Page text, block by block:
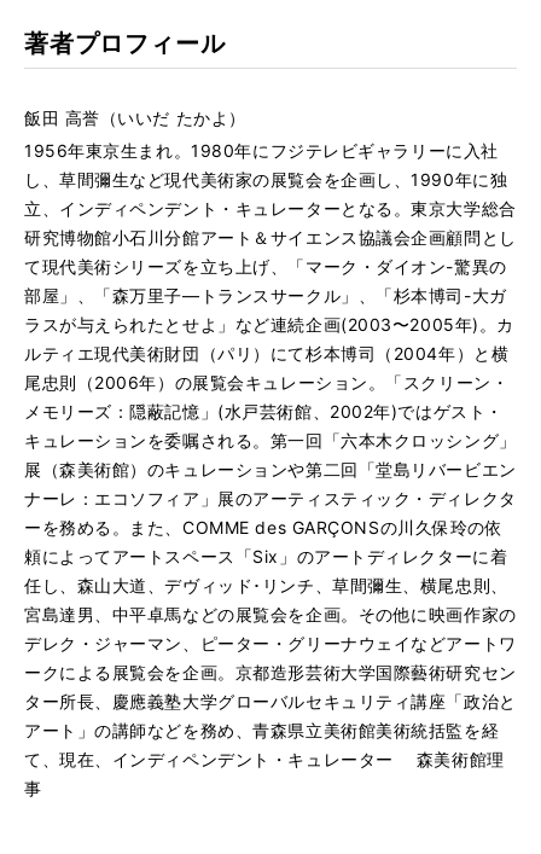
著者プロフィール
飯田 高誉（いいだ たかよ）
1956年東京生まれ。1980年にフジテレビギャラリーに入社
し、草間彌生など現代美術家の展覧会を企画し、1990年に独
立、インディペンデント・キュレーターとなる。東京大学総合
研究博物館小石川分館アート＆サイエンス協議会企画顧問とし
て現代美術シリーズを立ち上げ、「マーク・ダイオン-驚異の
部屋」、「森万里子—トランスサークル」、「杉本博司-大ガ
ラスが与えられたとせよ」など連続企画(2003〜2005年)。カ
ルティエ現代美術財団（パリ）にて杉本博司（2004年）と横
尾忠則（2006年）の展覧会キュレーション。「スクリーン・
メモリーズ：隠蔽記憶」(水戸芸術館、2002年)ではゲスト・
キュレーションを委嘱される。第一回「六本木クロッシング」
展（森美術館）のキュレーションや第二回「堂島リバービエン
ナーレ：エコソフィア」展のアーティスティック・ディレクタ
ーを務める。また、COMME des GARÇONSの川久保玲の依
頼によってアートスペース「Six」のアートディレクターに着
任し、森山大道、デヴィッド･リンチ、草間彌生、横尾忠則、
宮島達男、中平卓馬などの展覧会を企画。その他に映画作家の
デレク・ジャーマン、ピーター・グリーナウェイなどアートワ
ークによる展覧会を企画。京都造形芸術大学国際藝術研究セン
ター所長、慶應義塾大学グローバルセキュリティ講座「政治と
アート」の講師などを務め、青森県立美術館美術統括監を経
て、現在、インディペンデント・キュレーター 森美術館理
事